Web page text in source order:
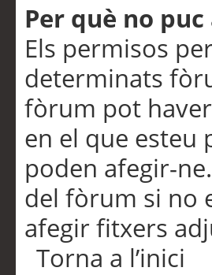
Per què no
Els permisos
determinats
fòrum pot
en el que
poden afegir-
del fòrum si no
afegir fitxers
Torna a l’inici